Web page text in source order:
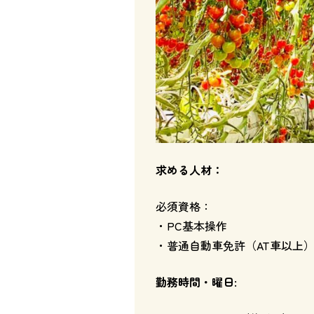
求める人材：
必須資格：
・PC基本操作
・普通自動車免許（AT車以上）
勤務時間・曜日: